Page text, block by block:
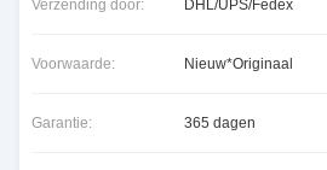
Verzending door: DHL/UPS/Fedex
Voorwaarde: Nieuw*Originaal
Garantie: 365 dagen